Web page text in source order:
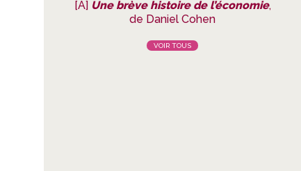
[A] Une brève histoire de l’économie,
de Daniel Cohen
VOIR TOUS